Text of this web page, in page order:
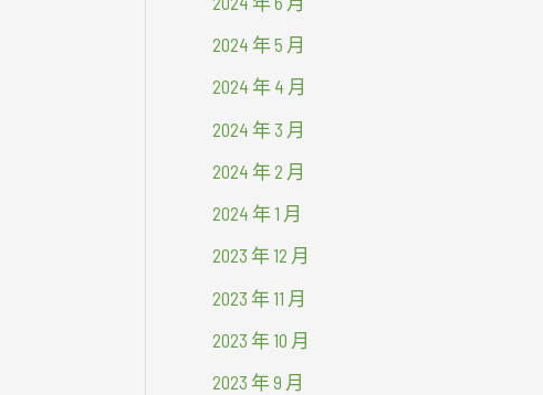
2024 年 5 月
2024 年 4 月
2024 年 3 月
2024 年 2 月
2024 年 1 月
2023 年 12 月
2023 年 11 月
2023 年 10 月
2023 年 9 月